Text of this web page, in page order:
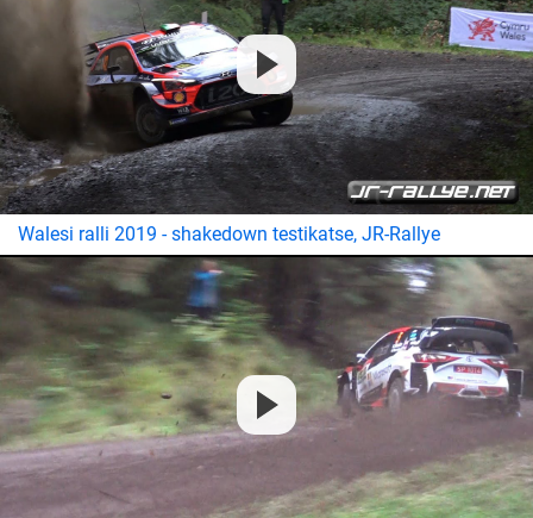
Walesi ralli 2019 - shakedown testikatse, JR-Rallye